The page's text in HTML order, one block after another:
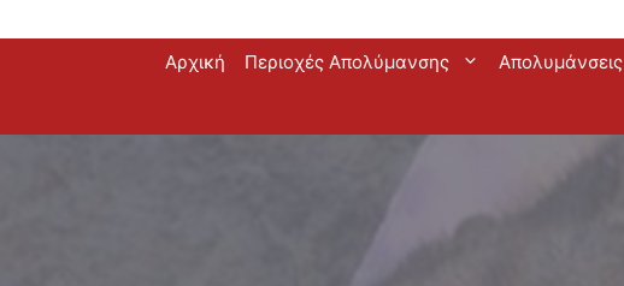
Αρχική Περιοχές Απολύμανσης Απολυμάνσεις